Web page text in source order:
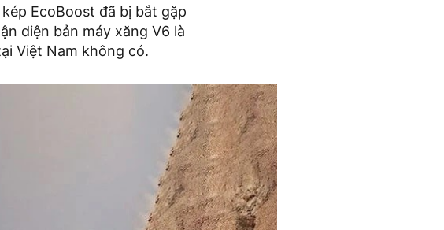
EcoBoost đã bị bắt gặp
diện bản máy xăng V6 là
Việt Nam không có.